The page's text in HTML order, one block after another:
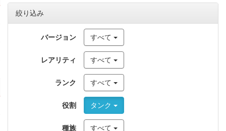
絞り込み
バージョン すべて
レアリティ すべて
ランク すべて
役割 タンク
種族 すべて